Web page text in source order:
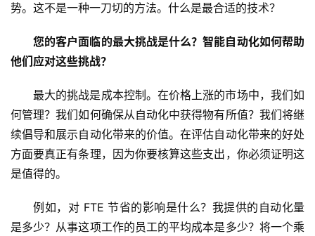
势。这不是一种一刀切的方法。什么是最合适的技术？
您的客户面临的最大挑战是什么？智能自动化如何帮助
他们应对这些挑战？
最大的挑战是成本控制。在价格上涨的市场中，我们如
何管理？我们如何确保从自动化中获得物有所值？我们将继
续倡导和展示自动化带来的价值。在评估自动化带来的好处
方面要真正有条理，因为你要核算这些支出，你必须证明这
是值得的。
例如，对 FTE 节省的影响是什么？我提供的自动化量
是多少？从事这项工作的员工的平均成本是多少？将一个乘